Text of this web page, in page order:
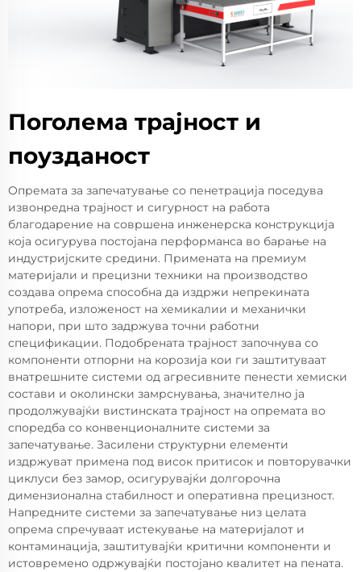
Поголема трајност и
поузданост
Опремата за запечатување со пенетрација поседува
извонредна трајност и сигурност на работа
благодарение на совршена инженерска конструкција
која осигурува постојана перформанса во барање на
индустријските средини. Примената на премиум
материјали и прецизни техники на производство
создава опрема способна да издржи непрекината
употреба, изложеност на хемикалии и механички
напори, при што задржува точни работни
спецификации. Подобрената трајност започнува со
компоненти отпорни на корозија кои ги заштитуваат
внатрешните системи од агресивните пенести хемиски
состави и околински замрснувања, значително ја
продолжувајќи вистинската трајност на опремата во
споредба со конвенционалните системи за
запечатување. Засилени структурни елементи
издржуват примена под висок притисок и повторувачки
циклуси без замор, осигурувајќи долгорочна
димензионална стабилност и оперативна прецизност.
Напредните системи за запечатување низ целата
опрема спречуваат истекување на материјалот и
контаминација, заштитувајќи критични компоненти и
истовремено одржувајќи постојано квалитет на пената.